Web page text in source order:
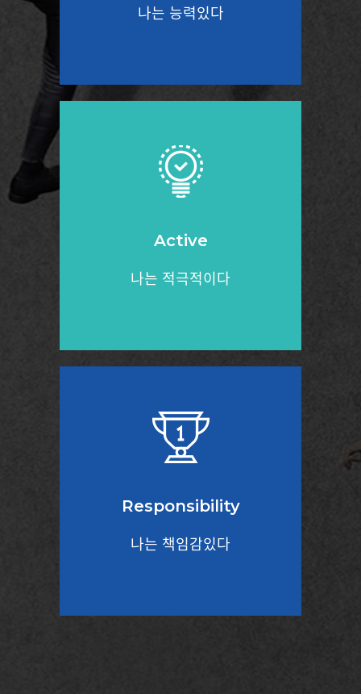
나는 능력있다
Active
나는 적극적이다
Responsibility
나는 책임감있다